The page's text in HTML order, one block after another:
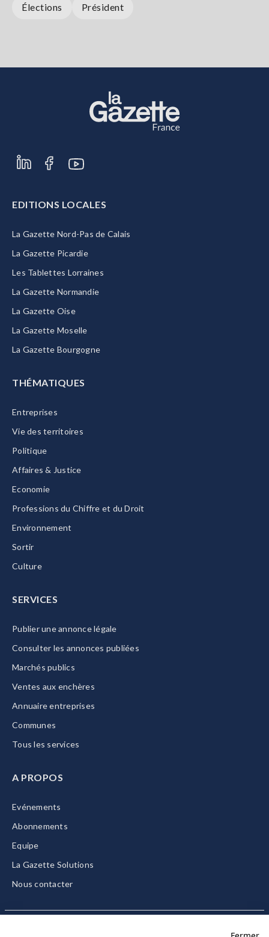
Élections Président
EDITIONS LOCALES
La Gazette Nord-Pas de Calais
La Gazette Picardie
Les Tablettes Lorraines
La Gazette Normandie
La Gazette Oise
La Gazette Moselle
La Gazette Bourgogne
THÉMATIQUES
Entreprises
Vie des territoires
Politique
Affaires & Justice
Economie
Professions du Chiffre et du Droit
Environnement
Sortir
Culture
SERVICES
Publier une annonce légale
Consulter les annonces publiées
Marchés publics
Ventes aux enchères
Annuaire entreprises
Communes
Tous les services
A PROPOS
Evénements
Abonnements
Equipe
La Gazette Solutions
Nous contacter